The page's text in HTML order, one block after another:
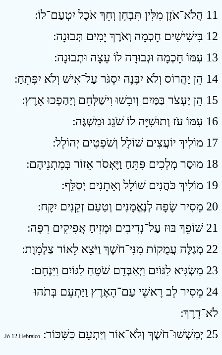
11 הֲלֹא־אֹזֶן מִלִּין תִּבְחָן וְחֵךְ אֹכֶל יִטְעַם־לוֹ ׃
12 בִּישִׁישִׁים חָכְמָה וְאֹרֶךְ יָמִים תְּבוּנָה ׃
13 עִמּוֹ חָכְמָה וּגְבוּרָה לוֹ עֵצָה וּתְבוּנָה ׃
14 הֵן יַהֲרוֹס וְלֹא יִבָּנֶה יִסְגֹּר עַל־אִישׁ וְלֹא יִפָּתֵחַ ׃
15 הֵן יַעְצֹר בַּמַּיִם וְיִבָשׁוּ וִישַׁלְּחֵם וְיַהַפְכוּ אָרֶץ ׃
16 עִמּוֹ עֹז וְתוּשִׁיָּה לוֹ שֹׁגֵג וּמַשְׁגֶּה ׃
17 מוֹלִיךְ יוֹעֲצִים שׁוֹלָל וְשֹׁפְטִים יְהוֹלֵל ׃
18 מוּסַר מְלָכִים פִּתֵּחַ וַיֶּאְסֹר אֵזוֹר בְּמָתְנֵיהֶם ׃
19 מוֹלִיךְ כֹּהֲנִים שׁוֹלָל וְאֵתָנִים יְסַלֵּף ׃
20 מֵסִיר שָׂפָה לְנֶאֱמָנִים וְטַעַם זְקֵנִים יִקָּח ׃
21 שׁוֹפֵךְ בּוּז עַל־נְדִיבִים וּמְזִיחַ אֲפִיקִים רִפָּה ׃
22 מְגַלֶּה עֲמֻקוֹת מִנִּי־חֹשֶׁךְ וַיֹּצֵא לָאוֹר צַלְמָוֶת ׃
23 מַשְׂגִּיא לַגּוֹיִם וַיְאַבְּדֵם שֹׁטֵחַ לַגּוֹיִם וַיַּנְחֵם ׃
24 מֵסִיר לֵב רָאשֵׁי עַם־הָאָרֶץ וַיַּתְעֵם בְּתֹהוּ
לֹא־דָרֶךְ ׃
25 יְמַשְׁשׁוּ־חֹשֶׁךְ וְלֹא־אוֹר וַיַּתְעֵם כַּשִּׁכּוֹר ׃
Jó 12 Hebraico